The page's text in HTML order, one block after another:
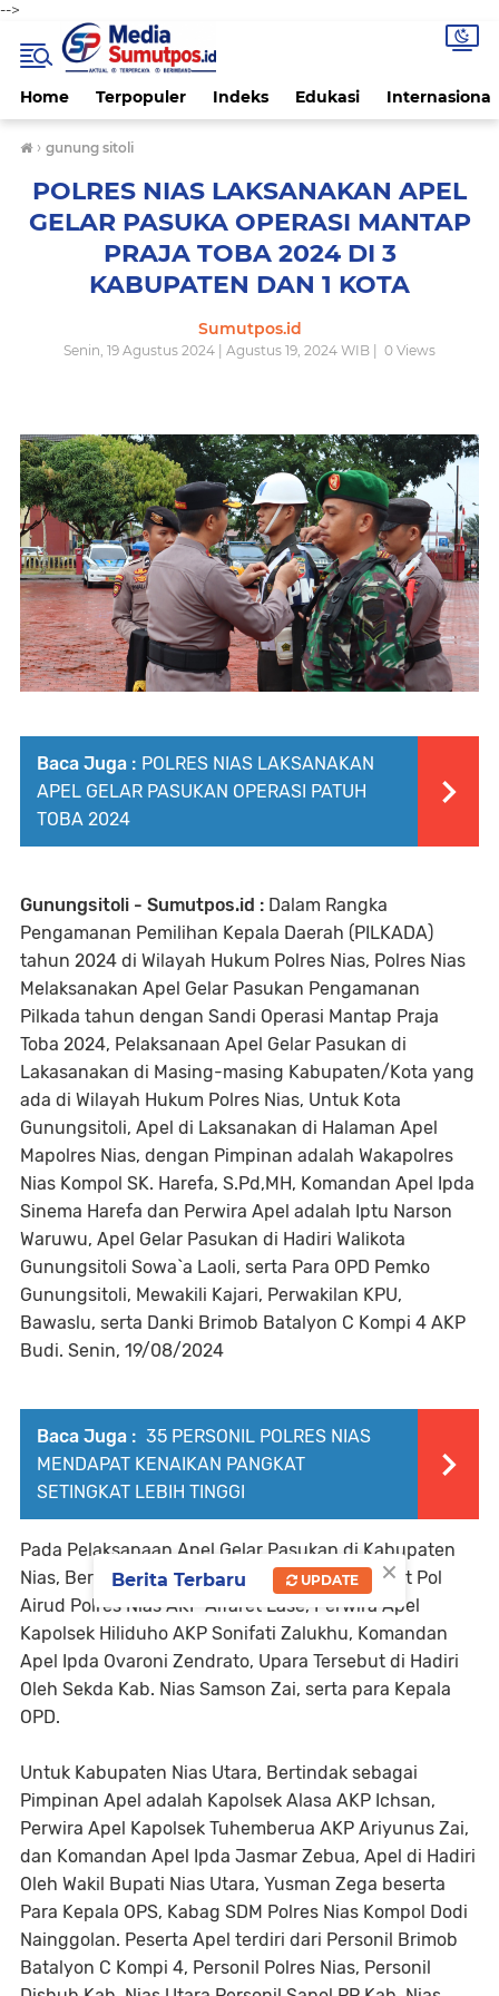
-->
Home Terpopuler Indeks Edukasi Internasional
› gunung sitoli
POLRES NIAS LAKSANAKAN APEL
GELAR PASUKA OPERASI MANTAP
PRAJA TOBA 2024 DI 3
KABUPATEN DAN 1 KOTA
Sumutpos.id
Senin, 19 Agustus 2024 | Agustus 19, 2024 WIB | 0 Views
Baca Juga : POLRES NIAS LAKSANAKAN
APEL GELAR PASUKAN OPERASI PATUH
TOBA 2024
Gunungsitoli - Sumutpos.id : Dalam Rangka
Pengamanan Pemilihan Kepala Daerah (PILKADA)
tahun 2024 di Wilayah Hukum Polres Nias, Polres Nias
Melaksanakan Apel Gelar Pasukan Pengamanan
Pilkada tahun dengan Sandi Operasi Mantap Praja
Toba 2024, Pelaksanaan Apel Gelar Pasukan di
Lakasanakan di Masing-masing Kabupaten/Kota yang
ada di Wilayah Hukum Polres Nias, Untuk Kota
Gunungsitoli, Apel di Laksanakan di Halaman Apel
Mapolres Nias, dengan Pimpinan adalah Wakapolres
Nias Kompol SK. Harefa, S.Pd,MH, Komandan Apel Ipda
Sinema Harefa dan Perwira Apel adalah Iptu Narson
Waruwu, Apel Gelar Pasukan di Hadiri Walikota
Gunungsitoli Sowa`a Laoli, serta Para OPD Pemko
Gunungsitoli, Mewakili Kajari, Perwakilan KPU,
Bawaslu, serta Danki Brimob Batalyon C Kompi 4 AKP
Budi. Senin, 19/08/2024
Baca Juga : 35 PERSONIL POLRES NIAS
MENDAPAT KENAIKAN PANGKAT
SETINGKAT LEBIH TINGGI
Pada Pelaksanaan Apel Gelar Pasukan di Kabupaten
Nias, Bertindak sebagai Pimpinan adalah Kasat Pol
Airud Polres Nias AKP Alfaret Lase, Perwira Apel
Kapolsek Hiliduho AKP Sonifati Zalukhu, Komandan
Apel Ipda Ovaroni Zendrato, Upara Tersebut di Hadiri
Oleh Sekda Kab. Nias Samson Zai, serta para Kepala
OPD.
Untuk Kabupaten Nias Utara, Bertindak sebagai
Pimpinan Apel adalah Kapolsek Alasa AKP Ichsan,
Perwira Apel Kapolsek Tuhemberua AKP Ariyunus Zai,
dan Komandan Apel Ipda Jasmar Zebua, Apel di Hadiri
Oleh Wakil Bupati Nias Utara, Yusman Zega beserta
Para Kepala OPS, Kabag SDM Polres Nias Kompol Dodi
Nainggolan. Peserta Apel terdiri dari Personil Brimob
Batalyon C Kompi 4, Personil Polres Nias, Personil
×
Berita Terbaru UPDATE